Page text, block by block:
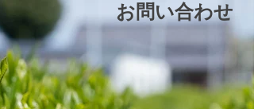
​お問い合わせ